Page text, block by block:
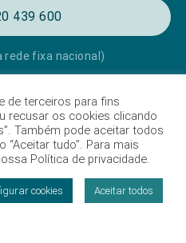
439 600
rede fixa nacional)
Cookies
de terceiros para fins
recusar os cookies clicando
Também pode aceitar todos
tudo”. Para mais
Política de privacidade.
cookies Aceitar todos